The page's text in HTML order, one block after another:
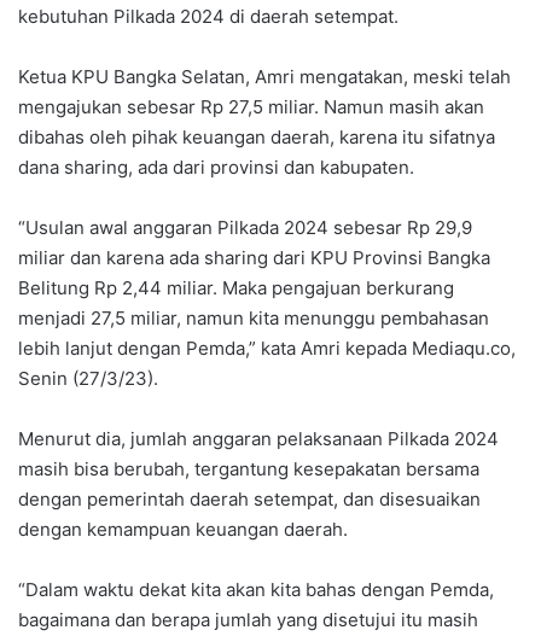
kebutuhan Pilkada 2024 di daerah setempat.
Ketua KPU Bangka Selatan, Amri mengatakan, meski telah
mengajukan sebesar Rp 27,5 miliar. Namun masih akan
dibahas oleh pihak keuangan daerah, karena itu sifatnya
dana sharing, ada dari provinsi dan kabupaten.
“Usulan awal anggaran Pilkada 2024 sebesar Rp 29,9
miliar dan karena ada sharing dari KPU Provinsi Bangka
Belitung Rp 2,44 miliar. Maka pengajuan berkurang
menjadi 27,5 miliar, namun kita menunggu pembahasan
lebih lanjut dengan Pemda,” kata Amri kepada Mediaqu.co,
Senin (27/3/23).
Menurut dia, jumlah anggaran pelaksanaan Pilkada 2024
masih bisa berubah, tergantung kesepakatan bersama
dengan pemerintah daerah setempat, dan disesuaikan
dengan kemampuan keuangan daerah.
“Dalam waktu dekat kita akan kita bahas dengan Pemda,
bagaimana dan berapa jumlah yang disetujui itu masih